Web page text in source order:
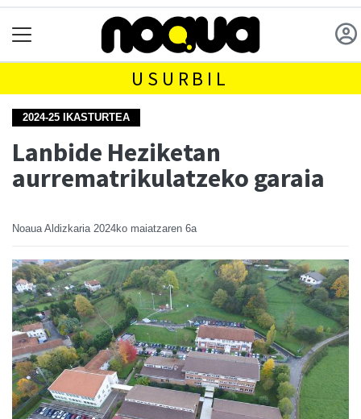
USURBIL
2024-25 IKASTURTEA
Lanbide Heziketan
aurrematrikulatzeko garaia
Noaua Aldizkaria 2024ko maiatzaren 6a